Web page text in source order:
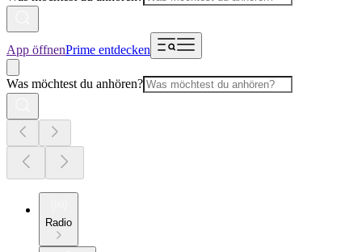
App öffnenPrime entdecken
Was möchtest du anhören?
Radio